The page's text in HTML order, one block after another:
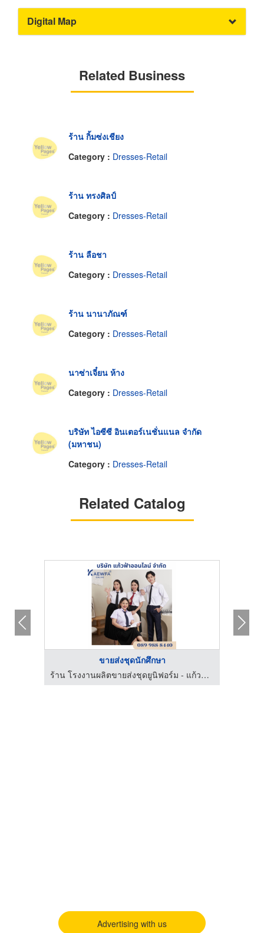
Digital Map
Related Business
ร้าน กิ้มซ่งเชียง
Category : Dresses-Retail
ร้าน ทรงศิลป์
Category : Dresses-Retail
ร้าน ลือชา
Category : Dresses-Retail
ร้าน นานาภัณฑ์
Category : Dresses-Retail
นาซ่าเจี๋ยน ห้าง
Category : Dresses-Retail
บริษัท ไอซีซี อินเตอร์เนชั่นแนล จำกัด
(มหาชน)
Category : Dresses-Retail
Related Catalog
ขายส่งชุดนักศึกษา
ร้าน โรงงานผลิตขายส่งชุดยูนิฟอร์ม - แก้วฟ้าออนไลน์ โบ๊เบ๊
Advertising with us